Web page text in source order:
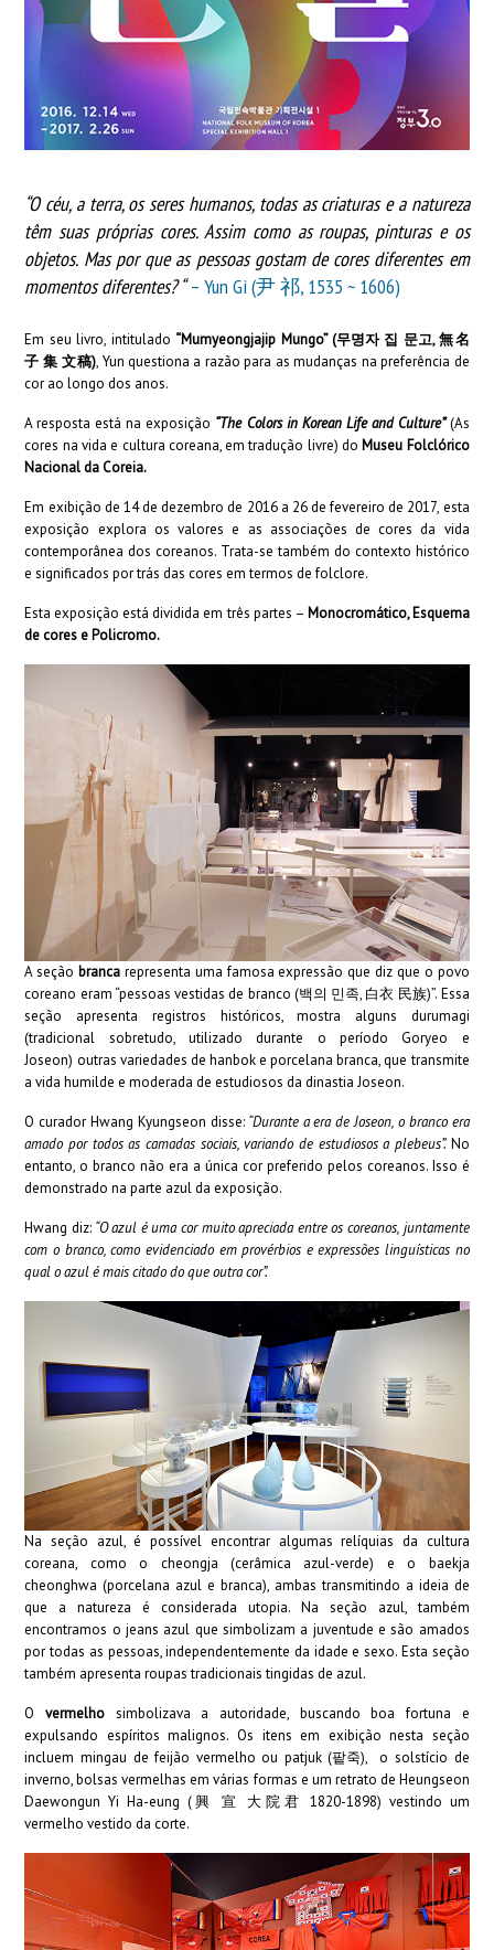
“O céu, a terra, os seres humanos, todas as criaturas e a natureza
têm suas próprias cores. Assim como as roupas, pinturas e os
objetos. Mas por que as pessoas gostam de cores diferentes em
momentos diferentes? “– Yun Gi (尹 祁, 1535 ~ 1606)
Em seu livro, intitulado “Mumyeongjajip Mungo” (무명자 집 문고, 無名
子 集 文稿), Yun questiona a razão para as mudanças na preferência de
cor ao longo dos anos.
A resposta está na exposição “The Colors in Korean Life and Culture”(As
cores na vida e cultura coreana, em tradução livre) doMuseu Folclórico
Nacional da Coreia.
Em exibição de 14 de dezembro de 2016 a 26 de fevereiro de 2017, esta
exposição explora os valores e as associações de cores da vida
contemporânea dos coreanos. Trata-se também do contexto histórico
e significados por trás das cores em termos de folclore.
Esta exposição está dividida em três partes – Monocromático, Esquema
de cores e Policromo.
A seçãobranca representa uma famosa expressão que diz que o povo
coreano eram “pessoas vestidas de branco (백의 민족, 白衣 民族)”. Essa
seção apresenta registros históricos, mostra alguns durumagi
(tradicional sobretudo, utilizado durante o período Goryeo e
Joseon) outras variedades de hanbok e porcelana branca, que transmite
a vida humilde e moderada de estudiosos da dinastia Joseon.
O curador Hwang Kyungseon disse:“Durante a era de Joseon, o branco era
amado por todos as camadas sociais, variando de estudiosos a plebeus”. No
entanto, o branco não era a única cor preferido pelos coreanos. Isso é
demonstrado na parte azul da exposição.
Hwang diz: “O azul é uma cor muito apreciada entre os coreanos, juntamente
com o branco, como evidenciado em provérbios e expressões linguísticas no
qual o azul é mais citado do que outra cor”.
Na seção azul, é possível encontrar algumas relíquias da cultura
coreana, como o cheongja (cerâmica azul-verde) e o baekja
cheonghwa (porcelana azul e branca), ambas transmitindo a ideia de
que a natureza é considerada utopia. Na seção azul, também
encontramos o jeans azul que simbolizam a juventude e são amados
por todas as pessoas, independentemente da idade e sexo. Esta seção
também apresenta roupas tradicionais tingidas de azul.
Overmelho simbolizava a autoridade, buscando boa fortuna e
expulsando espíritos malignos. Os itens em exibição nesta seção
incluem mingau de feijão vermelho ou patjuk (팥죽), o solstício de
inverno, bolsas vermelhas em várias formas e um retrato de Heungseon
Daewongun Yi Ha-eung (興 宣 大院君 1820-1898) vestindo um
vermelho vestido da corte.